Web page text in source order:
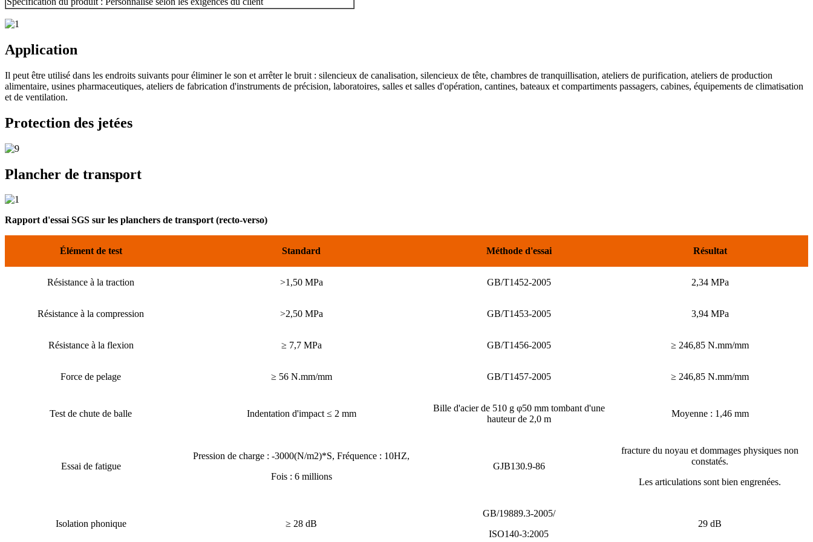
Application
Il peut être utilisé dans les endroits suivants pour éliminer le son et arrêter le bruit : silencieux de canalisation, silencieux de tête, chambres de tranquillisation, ateliers de purification, ateliers de production
alimentaire, usines pharmaceutiques, ateliers de fabrication d'instruments de précision, laboratoires, salles et salles d'opération, cantines, bateaux et compartiments passagers, cabines, équipements de climatisation
et de ventilation.
Protection des jetées
Plancher de transport
Rapport d'essai SGS sur les planchers de transport (recto-verso)
Élément de test Standard Méthode d'essai Résultat
Résistance à la traction >1,50 MPa GB/T1452-2005 2,34 MPa
Résistance à la compression >2,50 MPa GB/T1453-2005 3,94 MPa
Résistance à la flexion ≥ 7,7 MPa GB/T1456-2005 ≥ 246,85 N.mm/mm
Force de pelage ≥ 56 N.mm/mm GB/T1457-2005 ≥ 246,85 N.mm/mm
Test de chute de balle Indentation d'impact ≤ 2 mm
Bille d'acier de 510 g φ50 mm tombant d'une
hauteur de 2,0 m
Moyenne : 1,46 mm
Essai de fatigue
Pression de charge : -3000(N/m2)*S, Fréquence : 10HZ,
Fois : 6 millions
GJB130.9-86
fracture du noyau et dommages physiques non
constatés.
Les articulations sont bien engrenées.
Isolation phonique ≥ 28 dB
GB/19889.3-2005/
ISO140-3:2005
29 dB